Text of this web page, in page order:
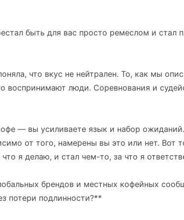
быть для вас просто ремеслом и стал
что вкус не нейтрален. То, как мы
воспринимают люди. Соревнования и
— вы усиливаете язык и набор
от того, намерены вы это или нет. Вот
я делаю, и стал чем-то, за что я
брендов и местных кофейных
потери подлинности?**